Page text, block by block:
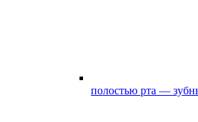
полостью рта —